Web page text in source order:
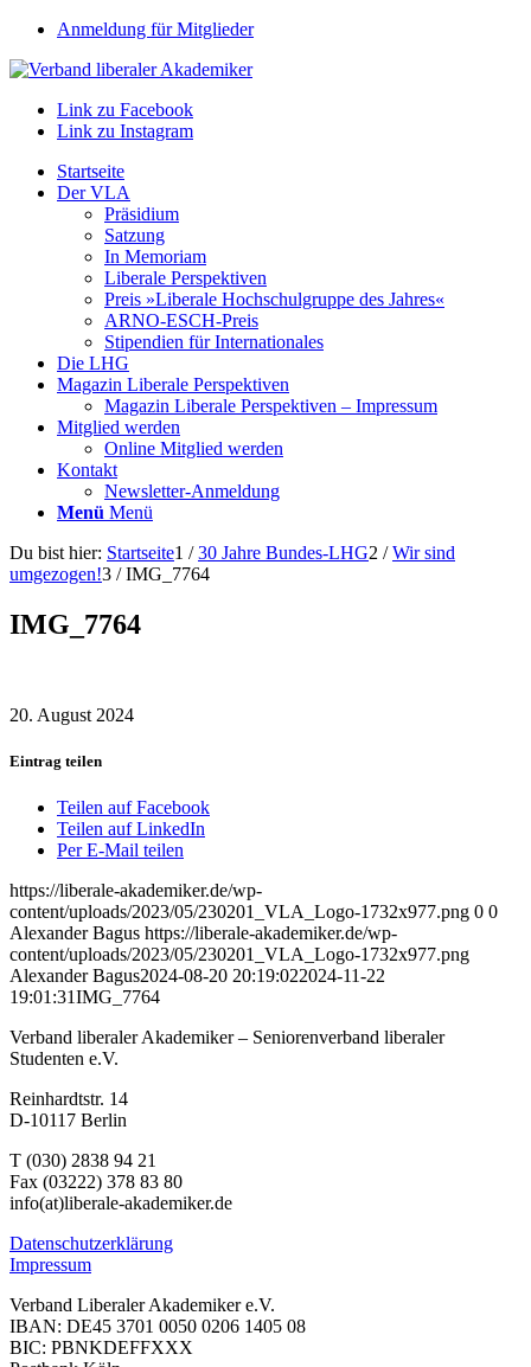
Anmeldung für Mitglieder
Link zu Facebook
Link zu Instagram
Startseite
Der VLA
Präsidium
Satzung
In Memoriam
Liberale Perspektiven
Preis »Liberale Hochschulgruppe des Jahres«
ARNO-ESCH-Preis
Stipendien für Internationales
Die LHG
Magazin Liberale Perspektiven
Magazin Liberale Perspektiven – Impressum
Mitglied werden
Online Mitglied werden
Kontakt
Newsletter-Anmeldung
Menü Menü
Du bist hier: Startseite1 / 30 Jahre Bundes-LHG2 / Wir sind
umgezogen!3 / IMG_7764
IMG_7764
20. August 2024
Eintrag teilen
Teilen auf Facebook
Teilen auf LinkedIn
Per E-Mail teilen
https://liberale-akademiker.de/wp-
content/uploads/2023/05/230201_VLA_Logo-1732x977.png 0 0
Alexander Bagus https://liberale-akademiker.de/wp-
content/uploads/2023/05/230201_VLA_Logo-1732x977.png
Alexander Bagus2024-08-20 20:19:022024-11-22
19:01:31IMG_7764
Verband liberaler Akademiker – Seniorenverband liberaler
Studenten e.V.
Reinhardtstr. 14
D-10117 Berlin
T (030) 2838 94 21
Fax (03222) 378 83 80
info(at)liberale-akademiker.de
Datenschutzerklärung
Impressum
Verband Liberaler Akademiker e.V.
IBAN: DE45 3701 0050 0206 1405 08
BIC: PBNKDEFFXXX